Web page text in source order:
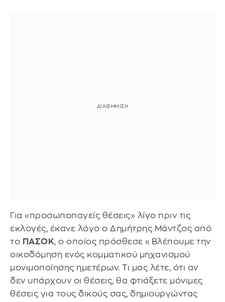
Για «προσωποπαγείς θέσεις» λίγο πριν τις
εκλογές, έκανε λόγο ο Δημήτρης Μάντζος από
το ΠΑΣΟΚ, ο οποίος πρόσθεσε «Βλέπουμε την
οικοδόμηση ενός κομματικού μηχανισμού
μονιμοποίησης ημετέρων. Τι μας λέτε, ότι αν
δεν υπάρχουν οι θέσεις, θα φτιάξετε μόνιμες
θέσεις για τους δικούς σας, δημιουργώντας